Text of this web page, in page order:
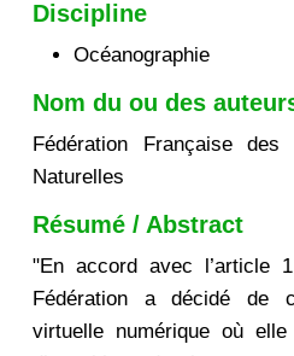
Discipline
Océanographie
Nom du ou des
Fédération Française
Naturelles
Résumé / Abstract
"En accord avec l’article
Fédération a décidé de
virtuelle numérique où